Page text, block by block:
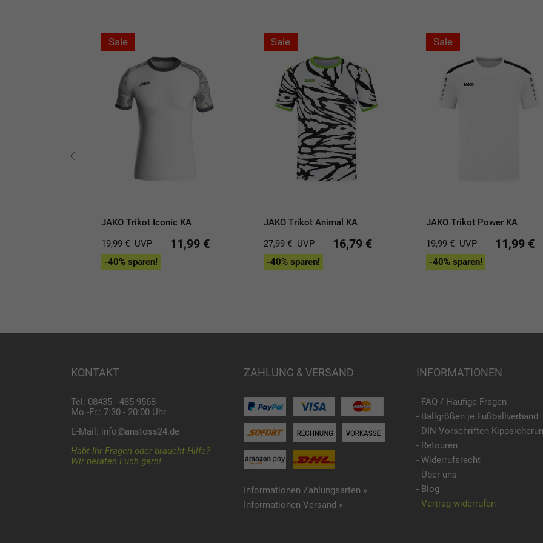
Sale
JAKO Trikot Iconic KA
19,99 €UVP 11,99 €
-40% sparen!
Sale
JAKO Trikot Animal KA
27,99 €UVP 16,79 €
-40% sparen!
Sale
JAKO Trikot Power KA
19,99 €UVP 11,99 €
-40% sparen!
KONTAKT
Tel: 08435 - 485 9568
Mo.-Fr.: 7:30 - 20:00 Uhr
E-Mail: info@anstoss24.de
Habt Ihr Fragen oder braucht Hilfe?
Wir beraten Euch gern!
ZAHLUNG & VERSAND
Informationen Zahlungsarten »
Informationen Versand »
INFORMATIONEN
- FAQ / Häufige Fragen
- Ballgrößen je Fußballverband
- DIN Vorschriften
- Retouren
- Widerrufsrecht
- Über uns
- Blog
- Vertrag widerrufen